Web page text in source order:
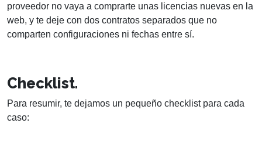
proveedor no vaya a comprarte unas licencias nuevas en la
web, y te deje con dos contratos separados que no
comparten configuraciones ni fechas entre sí.
Checklist.
Para resumir, te dejamos un pequeño checklist para cada
caso: